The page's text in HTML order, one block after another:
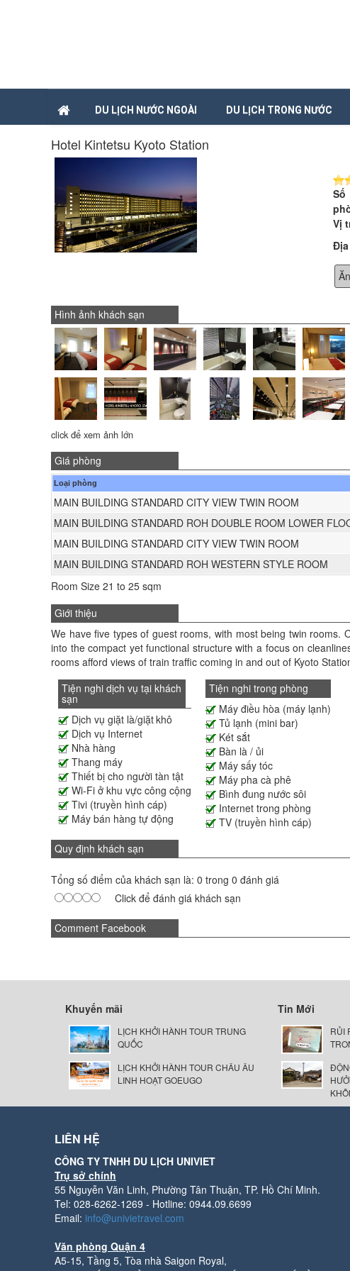
DU LỊCH NƯỚC NGOÀI DU LỊCH TRONG NƯỚC
Hotel Kintetsu Kyoto Station
Số
Vị
Hình ảnh khách sạn
click để xem ảnh lớn
Giá phòng
Loại phòng
MAIN BUILDING STANDARD CITY VIEW TWIN ROOM
MAIN BUILDING STANDARD ROH DOUBLE ROOM LOWER
MAIN BUILDING STANDARD CITY VIEW TWIN ROOM
MAIN BUILDING STANDARD ROH WESTERN STYLE ROOM
Room Size 21 to 25 sqm
Giới thiệu
We have five types of guest rooms, with most being twin rooms.
into the compact yet functional structure with a focus on
rooms afford views of train traffic coming in and out of Kyoto
Tiện nghi dịch vụ tại khách
sạn
Dịch vụ giặt là/giặt khô
Dịch vụ Internet
Nhà hàng
Thang máy
Thiết bị cho người tàn tật
Wi-Fi ở khu vực công cộng
Tivi (truyền hình cáp)
Máy bán hàng tự động
Tiện nghi trong phòng
Máy điều hòa (máy lạnh)
Tủ lạnh (mini bar)
Két sắt
Bàn là / ủi
Máy sấy tóc
Máy pha cà phê
Bình đung nước sôi
Internet trong phòng
TV (truyền hình cáp)
Quy định khách sạn
Tổng số điểm của khách sạn là: 0 trong 0 đánh giá
Click để đánh giá khách sạn
Comment Facebook
Khuyến mãi
LỊCH KHỞI HÀNH TOUR TRUNG
QUỐC
LỊCH KHỞI HÀNH TOUR CHÂU ÂU
LINH HOẠT GOEUGO
Tin Mới
RỦI
LIÊN HỆ
CÔNG TY TNHH DU LỊCH UNIVIET
Trụ sở chính
55 Nguyễn Văn Linh, Phường Tân Thuận, TP. Hồ Chí Minh.
Tel: 028-6262-1269 - Hotline: 0944.09.6699
Email: info@univietravel.com
Văn phòng Quận 4
A5-15, Tầng 5, Tòa nhà Saigon Royal,